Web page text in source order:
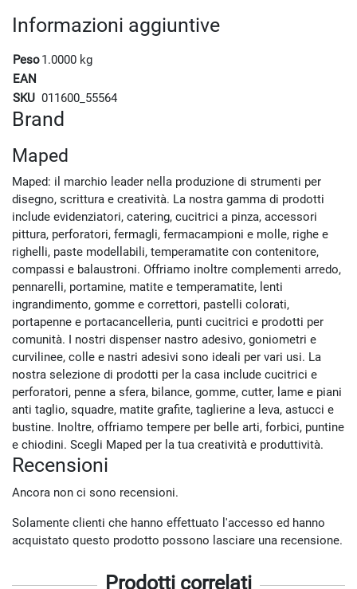
Informazioni aggiuntive
Peso1.0000 kg
EAN
SKU 011600_55564
Brand
Maped
Maped: il marchio leader nella produzione di strumenti per
disegno, scrittura e creatività. La nostra gamma di prodotti
include evidenziatori, catering, cucitrici a pinza, accessori
pittura, perforatori, fermagli, fermacampioni e molle, righe e
righelli, paste modellabili, temperamatite con contenitore,
compassi e balaustroni. Offriamo inoltre complementi arredo,
pennarelli, portamine, matite e temperamatite, lenti
ingrandimento, gomme e correttori, pastelli colorati,
portapenne e portacancelleria, punti cucitrici e prodotti per
comunità. I nostri dispenser nastro adesivo, goniometri e
curvilinee, colle e nastri adesivi sono ideali per vari usi. La
nostra selezione di prodotti per la casa include cucitrici e
perforatori, penne a sfera, bilance, gomme, cutter, lame e piani
anti taglio, squadre, matite grafite, taglierine a leva, astucci e
bustine. Inoltre, offriamo tempere per belle arti, forbici, puntine
e chiodini. Scegli Maped per la tua creatività e produttività.
Recensioni
Ancora non ci sono recensioni.
Solamente clienti che hanno effettuato l'accesso ed hanno
acquistato questo prodotto possono lasciare una recensione.
Prodotti correlati